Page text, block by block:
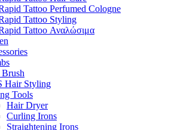
Tattoo Perfumed Cologne
Tattoo Styling
Tattoo Αναλώσιμα
Hair Styling
Tools
Hair Dryer
Curling Irons
Straightening Irons